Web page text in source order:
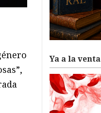
Ya a la venta